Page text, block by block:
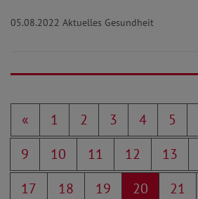
05.08.2022 Aktuelles Gesundheit
« 1 2 3 4 5
9
10 11 12 13
17
18 19 20 21